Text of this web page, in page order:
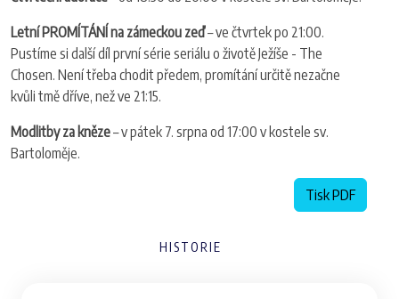
Letní PROMÍTÁNÍ na zámeckou zeď– ve čtvrtek po 21:00.
Pustíme si další díl první série seriálu o životě Ježíše - The
Chosen. Není třeba chodit předem, promítání určitě nezačne
kvůli tmě dříve, než ve 21:15.
Modlitby za kněze– v pátek 7. srpna od 17:00 v kostele sv.
Bartoloměje.
Tisk PDF
HISTORIE